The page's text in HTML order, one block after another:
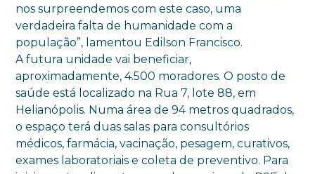
nos surpreendemos com este caso, uma
verdadeira falta de humanidade com a
população”, lamentou Edilson Francisco.
A futura unidade vai beneficiar,
aproximadamente, 4.500 moradores. O posto de
saúde está localizado na Rua 7, lote 88, em
Helianópolis. Numa área de 94 metros quadrados,
o espaço terá duas salas para consultórios
médicos, farmácia, vacinação, pesagem, curativos,
exames laboratoriais e coleta de preventivo. Para